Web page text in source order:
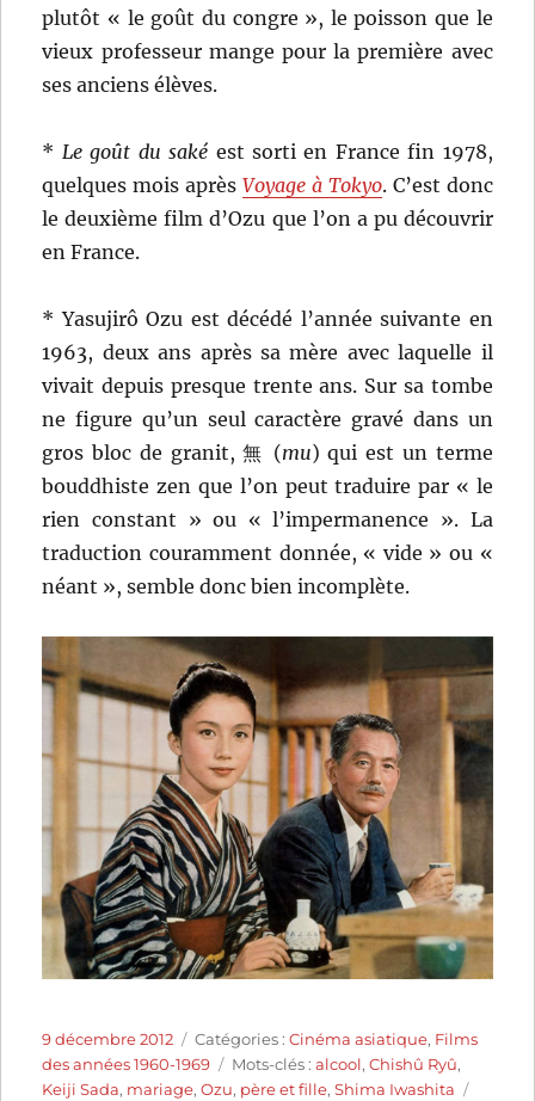
plutôt « le goût du congre », le poisson que le
vieux professeur mange pour la première avec
ses anciens élèves.
* Le goût du saké est sorti en France fin 1978,
quelques mois aprèsVoyage à Tokyo. C’est donc
le deuxième film d’Ozu que l’on a pu découvrir
en France.
* Yasujirô Ozu est décédé l’année suivante en
1963, deux ans après sa mère avec laquelle il
vivait depuis presque trente ans. Sur sa tombe
ne figure qu’un seul caractère gravé dans un
gros bloc de granit, 無 (mu) qui est un terme
bouddhiste zen que l’on peut traduire par « le
rien constant » ou « l’impermanence ». La
traduction couramment donnée, « vide » ou «
néant », semble donc bien incomplète.
Publié
le
9 décembre 2012 Catégories
Catégories :Cinéma asiatique, Films
des années 1960-1969
Étiquettes
Mots-clés :alcool,Chishû Ryû,
Keiji Sada, mariage,Ozu, père et fille,Shima Iwashita